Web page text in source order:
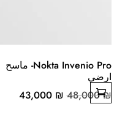
Nokta Invenio Pro- ماسح
ارضي
48,000₪
السعر43,000 ₪
السعر